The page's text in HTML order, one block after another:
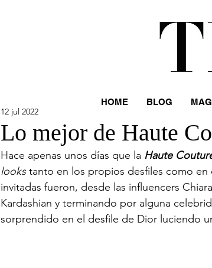
Lo mejor de Haute
12 jul 2022
Hace apenas unos días que la Haute
looks tanto en los propios desfiles como en
invitadas fueron, desde las influencers
Kardashian y terminando por alguna
sorprendido en el desfile de Dior luciendo
HOME BLOG